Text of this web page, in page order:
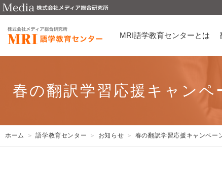
MRI語学教育センターとは
春の翻訳学習応援キャンペ
ホーム 語学教育センター お知らせ 春の翻訳学習応援キャンペー